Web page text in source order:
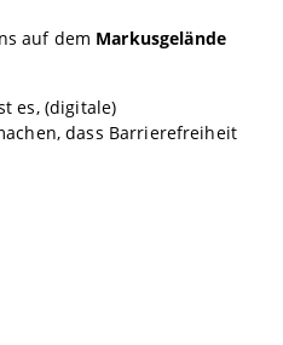
auf dem Markusgelände
es, (digitale)
dass Barrierefreiheit